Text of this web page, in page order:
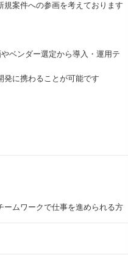
案件への参画を考えております
ベンダー選定から導入・運用テ
発に携わることが可能です
ームワークで仕事を進められる方